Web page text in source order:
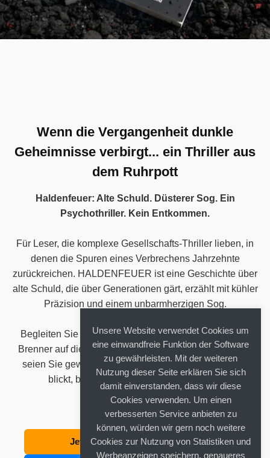
Unsere Website verwendet Cookies um
eine einwandfreie Funktion der Software
zu gewährleisten. Mit der weiteren
Nutzung dieser Seite erklären Sie sich
damit einverstanden, dass wir diese
Cookies verwenden. Um einen
verbesserten Service anbieten zu
können, würden wir gern noch weitere
Cookies zur Nutzung von Statistiken und
Werbeanzeigen speichern, genaueres
Wenn die Vergangenheit dunkle
Geheimnisse verbirgt... ein Thriller aus
dem Ruhrpott
Haldenfeuer: Alte Schuld. Düsterer Sog. Ein
Psychothriller. Kein Entkommen.
Für Leser, die komplexe Gesellschafts-Thriller lieben, in
denen die Spuren eines Verbrechens Jahrzehnte
zurückreichen. HALDENFEUER ist eine Geschichte über
alte Schuld, die über Generationen gärt, erzählt mit kühler
Präzision und einem unbarmherzigen Sog.
Begleiten Sie Frank Köhler, Meike Elif Demir und Ben
Brenner auf dieser Jagd, die in Dortmund beginnt. Aber
seien Sie gewarnt: Wenn man zu tief in die Abgründe
blickt, blicken die Abgründe auch zurück.
Euer Ralph
Jetzt auf Amazon entdecken →